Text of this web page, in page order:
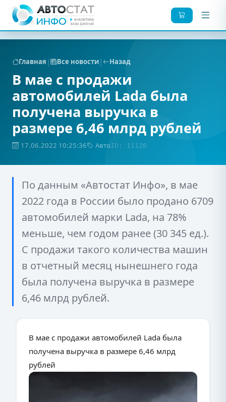
Главная | Все новости| Назад
В мае с продажи
автомобилей Lada была
получена выручка в
размере 6,46 млрд рублей
17.06.2022 10:25:36 АвтоID: 11126
По данным «Автостат Инфо», в мае
2022 года в России было продано 6709
автомобилей марки Lada, на 78%
меньше, чем годом ранее (30 345 ед.).
С продажи такого количества машин
в отчетный месяц нынешнего года
была получена выручка в размере
6,46 млрд рублей.
В мае с продажи автомобилей Lada была
получена выручка в размере 6,46 млрд
рублей